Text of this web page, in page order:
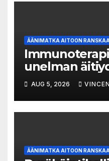
ÄÄNIMATKA AITOON
unelman
AUG 5, 2026
ÄÄNIMATKA AITOON